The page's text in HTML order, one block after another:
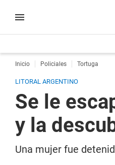
Inicio Policiales Tortuga
LITORAL ARGENTINO
Se le
y la
Una mujer fue